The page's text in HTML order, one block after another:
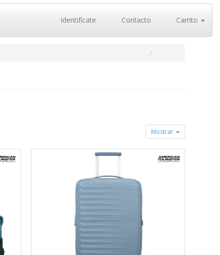
Identifícate Contacto Carrito
Mostrar